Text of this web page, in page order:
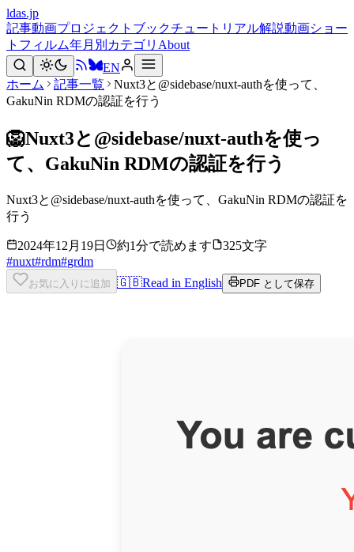
ldas.jp
記事動画プロジェクト ブックチュートリアル解説動画ショー
トフィルム年月別 カテゴリ About
EN
ホーム
記事一覧
Nuxt3と@sidebase/nuxt-authを使って、
GakuNin RDMの認証を行う
🦁Nuxt3と@sidebase/nuxt-authを使っ
て、GakuNin RDMの認証を行う
Nuxt3と@sidebase/nuxt-authを使って、GakuNin RDMの認証を
行う
2024年12月19日 約1分で読めます
325文字
#nuxt#rdm#grdm
お気に入りに追加 🇬🇧Read in English PDF として保存